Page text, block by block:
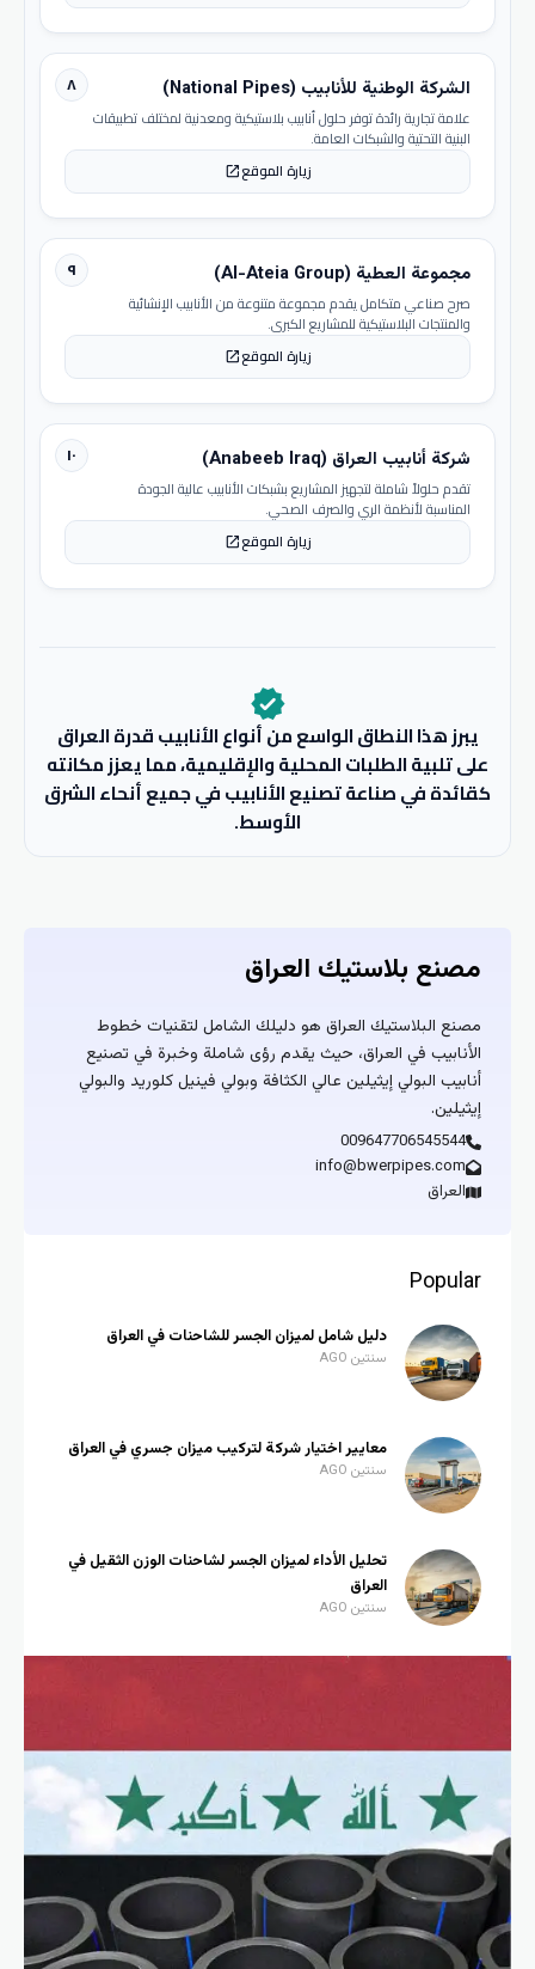
٨ الشركة الوطنية للأنابيب (National Pipes)
علامة تجارية رائدة توفر حلول أنابيب بلاستيكية ومعدنية لمختلف تطبيقات
البنية التحتية والشبكات العامة.
زيارة الموقعopen_in_new
٩ مجموعة العطية (Al-Ateia Group)
صرح صناعي متكامل يقدم مجموعة متنوعة من الأنابيب الإنشائية
والمنتجات البلاستيكية للمشاريع الكبرى.
زيارة الموقعopen_in_new
١٠ شركة أنابيب العراق (Anabeeb Iraq)
تقدم حلولاً شاملة لتجهيز المشاريع بشبكات الأنابيب عالية الجودة
المناسبة لأنظمة الري والصرف الصحي.
زيارة الموقعopen_in_new
verified
يبرز هذا النطاق الواسع من أنواع الأنابيب قدرة العراق
على تلبية الطلبات المحلية والإقليمية، مما يعزز مكانته
كقائدة في صناعة تصنيع الأنابيب في جميع أنحاء الشرق
الأوسط.
مصنع بلاستيك العراق
مصنع البلاستيك العراق هو دليلك الشامل لتقنيات خطوط
الأنابيب في العراق، حيث يقدم رؤى شاملة وخبرة في تصنيع
أنابيب البولي إيثيلين عالي الكثافة وبولي فينيل كلوريد والبولي
إيثيلين.
009647706545544
info@bwerpipes.com
العراق
Popular
دليل شامل لميزان الجسر للشاحنات في العراق
سنتين AGO
معايير اختيار شركة لتركيب ميزان جسري في العراق
سنتين AGO
تحليل الأداء لميزان الجسر لشاحنات الوزن الثقيل في
العراق
سنتين AGO